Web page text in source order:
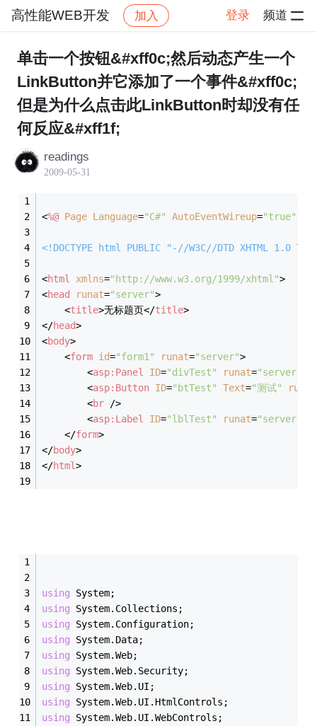
高性能WEB开发 加入 登录 频道
社区 高性能WEB开发 帖子详情
单击一个按钮&#xff0c;然后动态产生一个
LinkButton并它添加了一个事件&#xff0c;
但是为什么点击此LinkButton时却没有任
何反应&#xff1f;
readings
2009-05-31
<%@ Page Language="C#" AutoEventWireup="true"
<!DOCTYPE html PUBLIC "-//W3C//DTD XHTML 1.0
<html xmlns="http://www.w3.org/1999/xhtml">
<head runat="server">
<title>无标题页</title>
</head>
<body>
<form id="form1" runat="server">
<asp:Panel ID="divTest" runat="server"
<asp:Button ID="btTest" Text="测试" runat
<br />
<asp:Label ID="lblTest" runat="server"
</form>
</body>
</html>
using System;
using System.Collections;
using System.Configuration;
using System.Data;
using System.Web;
using System.Web.Security;
using System.Web.UI;
using System.Web.UI.HtmlControls;
using System.Web.UI.WebControls;